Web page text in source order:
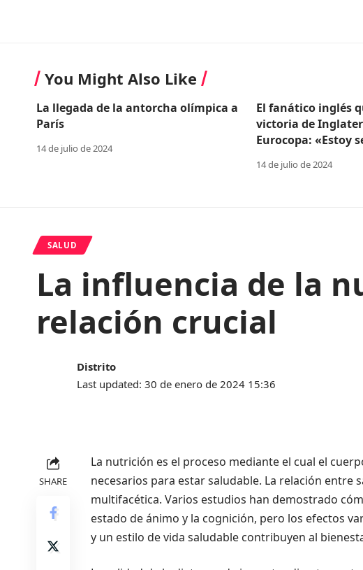
You Might Also Like
La llegada de la antorcha olímpica a
París
14 de julio de 2024
El fanático inglés
victoria de
Eurocopa: «Estoy
14 de julio de 2024
SALUD
La influencia de la
relación crucial
Last updated: 30 de enero de 2024 15:36
Distrito
SHARE
La nutrición es el proceso mediante el cual el
necesarios para estar saludable. La relación entre
multifacética. Varios estudios han demostrado
estado de ánimo y la cognición, pero los efectos
y un estilo de vida saludable contribuyen al